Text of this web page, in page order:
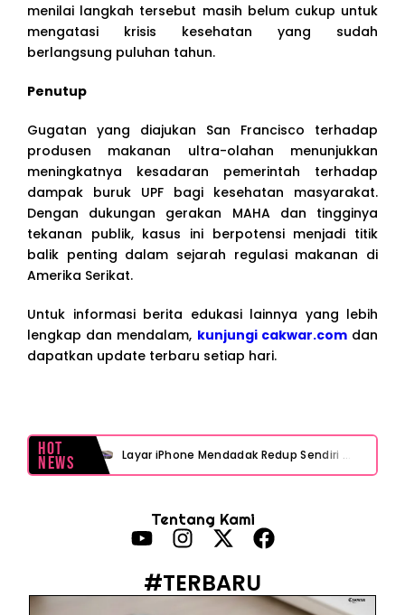
menilai langkah tersebut masih belum cukup untuk
mengatasi krisis kesehatan yang sudah
berlangsung puluhan tahun.
Penutup
Gugatan yang diajukan San Francisco terhadap
produsen makanan ultra-olahan menunjukkan
meningkatnya kesadaran pemerintah terhadap
dampak buruk UPF bagi kesehatan masyarakat.
Dengan dukungan gerakan MAHA dan tingginya
tekanan publik, kasus ini berpotensi menjadi titik
balik penting dalam sejarah regulasi makanan di
Amerika Serikat.
Untuk informasi berita edukasi lainnya yang lebih
lengkap dan mendalam, kunjungi cakwar.comdan
dapatkan update terbaru setiap hari.
Hot
News Layar iPhone Mendadak Redup Sendiri Padahal Auto-Brightness Mati? Ini Penyebab & Solusinya!
Prabowo Sebut ‘Londo Ireng’, Ray Rangkuti Desak DPR Bersikap, Ini Ulasan Politiknya
Tentang Kami
#TERBARU